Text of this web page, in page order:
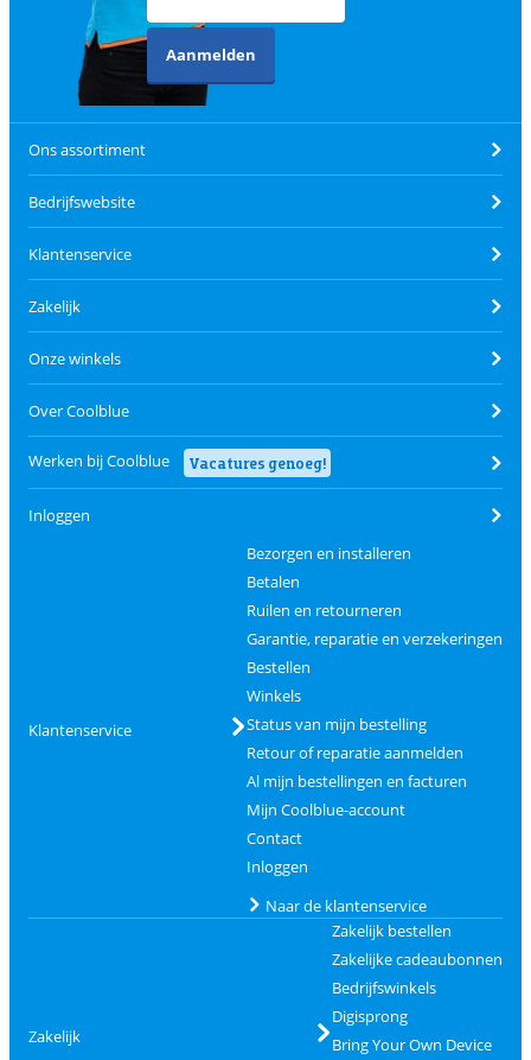
Aanmelden
Ons assortiment
Bedrijfswebsite
Klantenservice
Zakelijk
Onze winkels
Over Coolblue
Werken bij Coolblue Vacatures genoeg!
Inloggen
Klantenservice
Bezorgen en installeren
Betalen
Ruilen en retourneren
Garantie, reparatie en verzekeringen
Bestellen
Winkels
Status van mijn bestelling
Retour of reparatie aanmelden
Al mijn bestellingen en facturen
Mijn Coolblue-account
Contact
Inloggen
Naar de klantenservice
Zakelijk
Zakelijk bestellen
Zakelijke cadeaubonnen
Bedrijfswinkels
Digisprong
Bring Your Own Device